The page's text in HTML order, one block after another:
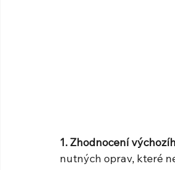
1. Zhodnocení
nutných oprav, které